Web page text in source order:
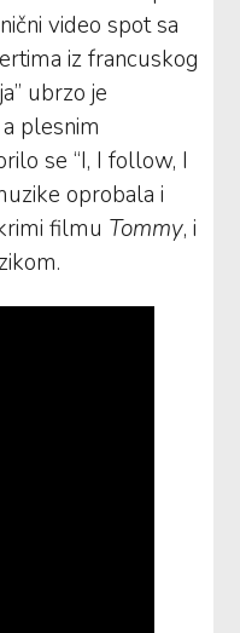
video spot sa
iz francuskog
ubrzo je
plesnim
se “I, I follow, I
oprobala i
filmu Tommy, i